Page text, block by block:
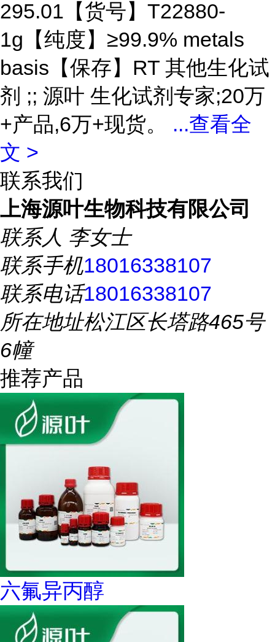
295.01【货号】T22880-
1g【纯度】≥99.9% metals
basis【保存】RT 其他生化试
剂 ;; 源叶 生化试剂专家;20万
+产品,6万+现货。 ...查看全
文 >
联系我们
上海源叶生物科技有限公司
联系人 李女士
联系手机18016338107
联系电话18016338107
所在地址松江区长塔路465号
6幢
推荐产品
六氟异丙醇